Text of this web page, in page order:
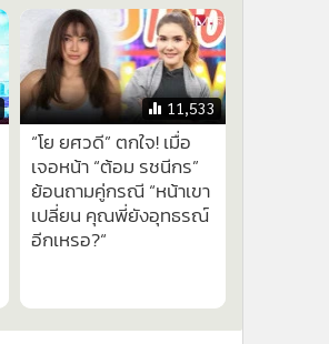
11,533
“โย ยศวดี” ตกใจ! เมื่อ
เจอหน้า “ต้อม รชนีกร”
ย้อนถามคู่กรณี “หน้าเขา
เปลี่ยน คุณพี่ยังอุทธรณ์
อีกเหรอ?“